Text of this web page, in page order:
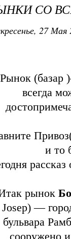
СО
27
Рынок (базар
всегда
и то
рынок
Josep) —
бульвара
сооружено